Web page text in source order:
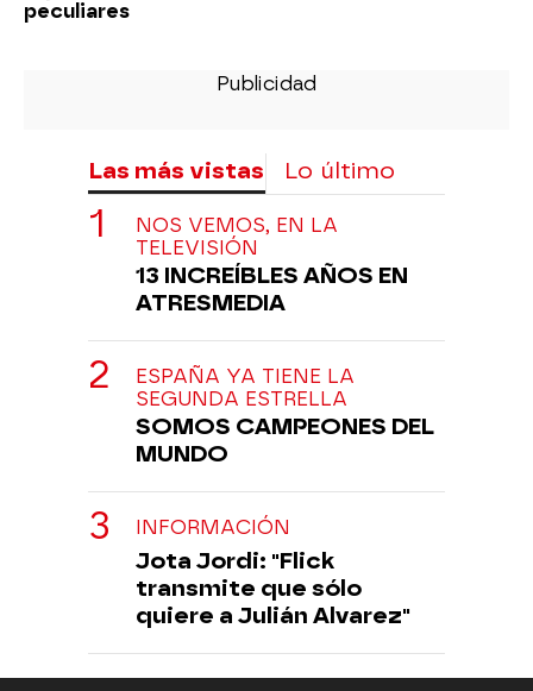
peculiares
Las más vistas Lo último
NOS VEMOS, EN LA
TELEVISIÓN
13 INCREÍBLES AÑOS EN
ATRESMEDIA
ESPAÑA YA TIENE LA
SEGUNDA ESTRELLA
SOMOS CAMPEONES DEL
MUNDO
INFORMACIÓN
Jota Jordi: "Flick
transmite que sólo
quiere a Julián Alvarez"